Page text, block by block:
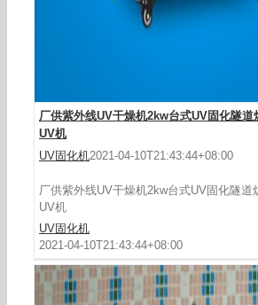
厂供紫外线UV干燥机2kw台式UV固化隧道
UV机
UV固化机2021-04-10T21:43:44+08:00
厂供紫外线UV干燥机2kw台式UV固化隧道
UV机
UV固化机
2021-04-10T21:43:44+08:00